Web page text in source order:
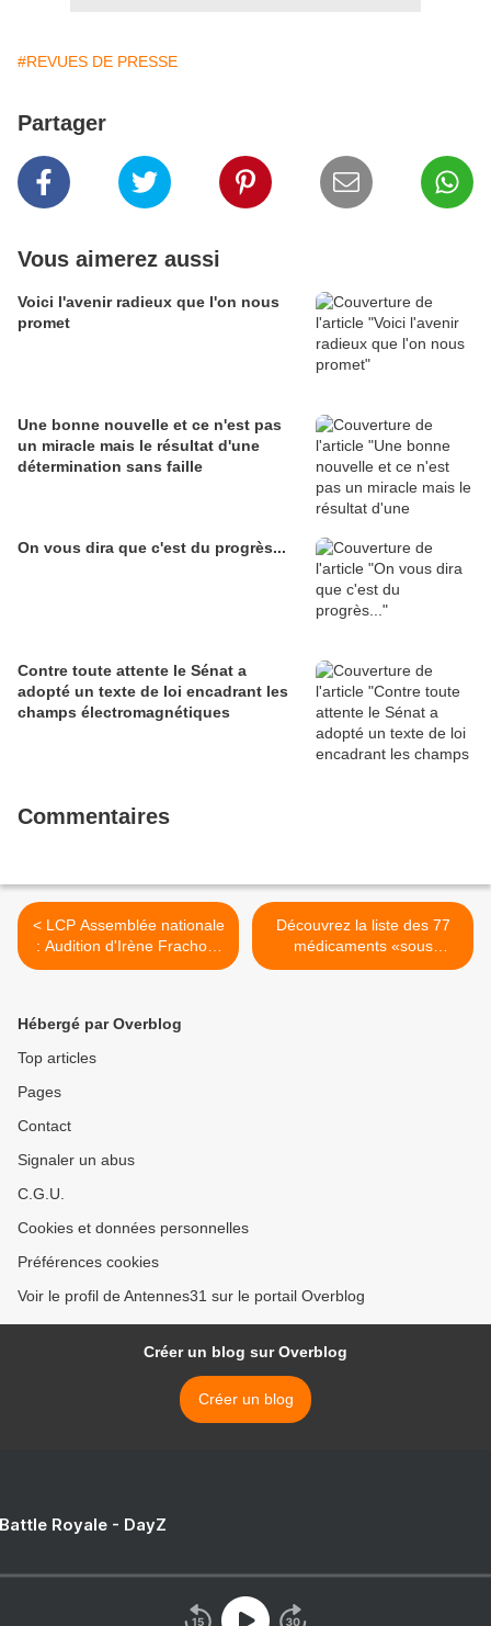
#REVUES DE PRESSE
Partager
Vous aimerez aussi
Voici l'avenir radieux que l'on nous
promet
Une bonne nouvelle et ce n'est pas
un miracle mais le résultat d'une
détermination sans faille
On vous dira que c'est du progrès...
Contre toute attente le Sénat a
adopté un texte de loi encadrant les
champs électromagnétiques
Commentaires
< LCP Assemblée nationale
: Audition d'Irène Frachon,
Grégoire Le GAL, FLORE
Découvrez la liste des 77
médicaments «sous
surveillance» >
Hébergé par Overblog
Top articles
Pages
Contact
Signaler un abus
C.G.U.
Cookies et données personnelles
Préférences cookies
Voir le profil de Antennes31 sur le portail Overblog
Créer un blog sur Overblog
Créer un blog
Royale - DayZ